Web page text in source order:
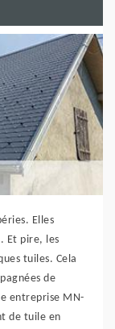
Elles
Et pire, les
tuiles. Cela
de
entreprise MN-
de tuile en